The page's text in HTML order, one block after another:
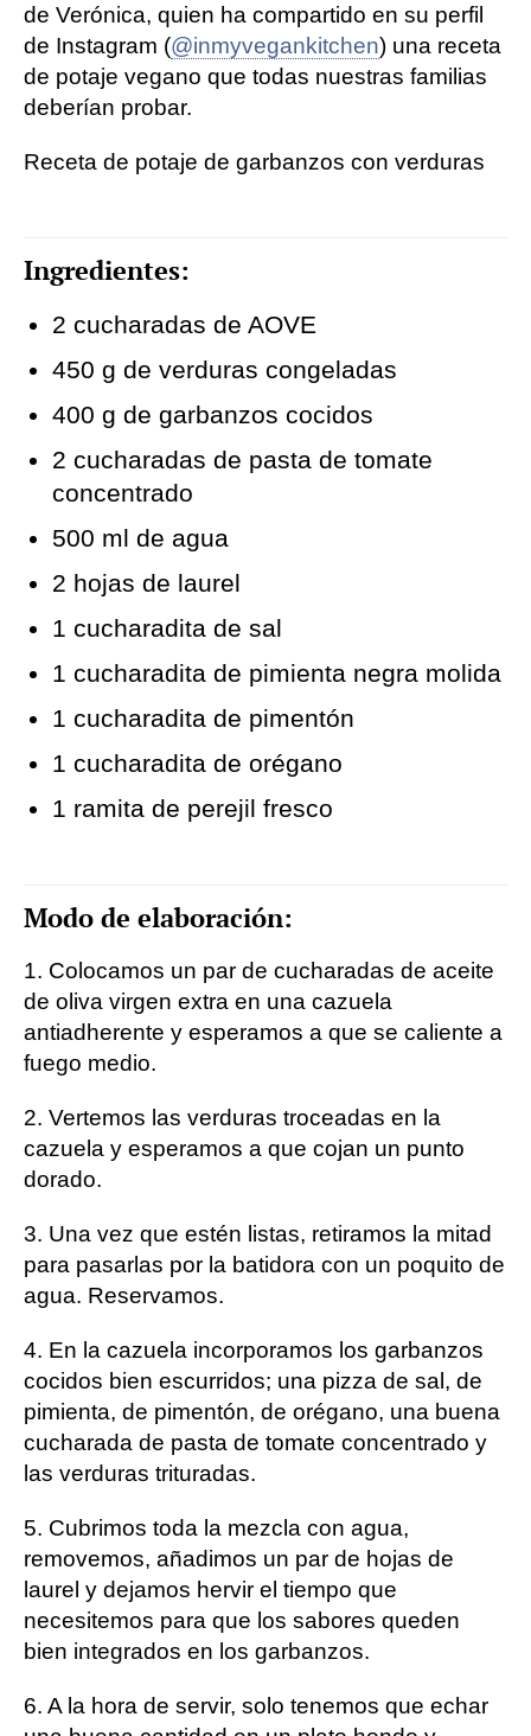
de Verónica, quien ha compartido en su perfil
de Instagram (@inmyvegankitchen) una receta
de potaje vegano que todas nuestras familias
deberían probar.
Receta de potaje de garbanzos con verduras
Ingredientes:
2 cucharadas de AOVE
450 g de verduras congeladas
400 g de garbanzos cocidos
2 cucharadas de pasta de tomate
concentrado
500 ml de agua
2 hojas de laurel
1 cucharadita de sal
1 cucharadita de pimienta negra molida
1 cucharadita de pimentón
1 cucharadita de orégano
1 ramita de perejil fresco
Modo de elaboración:
1. Colocamos un par de cucharadas de aceite
de oliva virgen extra en una cazuela
antiadherente y esperamos a que se caliente a
fuego medio.
2. Vertemos las verduras troceadas en la
cazuela y esperamos a que cojan un punto
dorado.
3. Una vez que estén listas, retiramos la mitad
para pasarlas por la batidora con un poquito de
agua. Reservamos.
4. En la cazuela incorporamos los garbanzos
cocidos bien escurridos; una pizza de sal, de
pimienta, de pimentón, de orégano, una buena
cucharada de pasta de tomate concentrado y
las verduras trituradas.
5. Cubrimos toda la mezcla con agua,
removemos, añadimos un par de hojas de
laurel y dejamos hervir el tiempo que
necesitemos para que los sabores queden
bien integrados en los garbanzos.
6. A la hora de servir, solo tenemos que echar